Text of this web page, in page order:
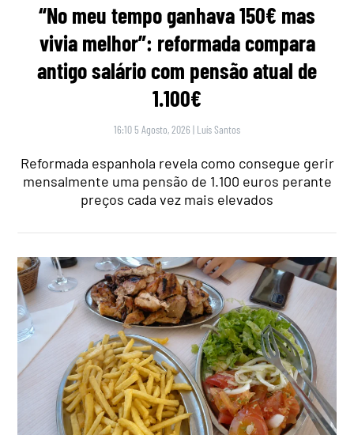
“No meu tempo ganhava 150€ mas
vivia melhor”: reformada compara
antigo salário com pensão atual de
1.100€
16:10 5 Agosto, 2026 | Luís Santos
Reformada espanhola revela como consegue gerir
mensalmente uma pensão de 1.100 euros perante
preços cada vez mais elevados